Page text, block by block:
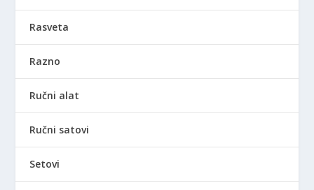
Rasveta
Razno
Ručni alat
Ručni satovi
Setovi